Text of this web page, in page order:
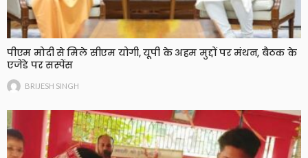
पीएम मोदी से मिले सीएम योगी, यूपी के अहम मुद्दों पर मंथन, बैठक के
एजेंडे पर सस्पेंस
BRIJESH SINGH